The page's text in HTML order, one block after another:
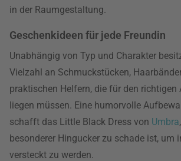
in der Raumgestaltung.
Geschenkideen für jede Freundin
Unabhängig von Typ und Charakter
Vielzahl an Schmuckstücken,
praktischen Helfern, die für den richtigen
liegen müssen. Eine humorvolle
schafft das Little Black Dress von Umbra
besonderer Hingucker zu schade ist, um
versteckt zu werden.